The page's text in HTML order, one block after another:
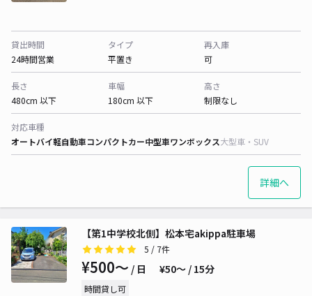
貸出時間
24時間営業
タイプ
平置き
再入庫
可
長さ
480cm 以下
車幅
180cm 以下
高さ
制限なし
対応車種
オートバイ軽自動車コンパクトカー中型車ワンボックス大型車・SUV
詳細へ
【第1中学校北側】松本宅akippa駐車場
5 / 7件
¥500〜 / 日 ¥50〜 / 15分
時間貸し可